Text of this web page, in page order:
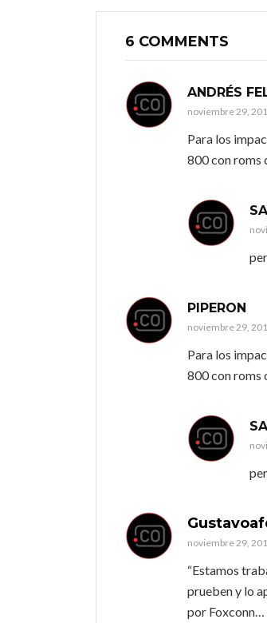
6 COMMENTS
ANDRÉS
noviembre 29,
Para los
800 con roms
PIPERON
noviembre 29,
Para los
800 con roms
noviembre 29,
“Estamos
prueben y lo
por Foxconn…